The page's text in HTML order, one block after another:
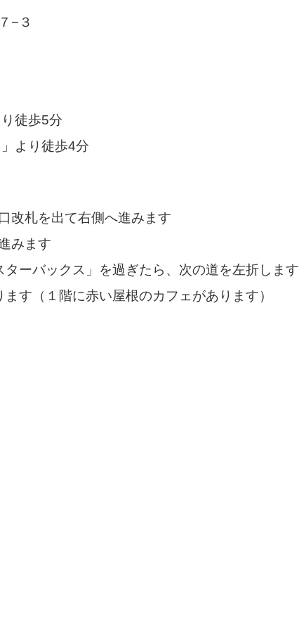
−３
徒歩5分
より徒歩4分
改札を出て右側へ進みます
みます
ターバックス」を過ぎたら、次の道を左折します
す（１階に赤い屋根のカフェがあります）